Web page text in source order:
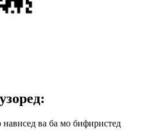
ва ба мо бифиристед